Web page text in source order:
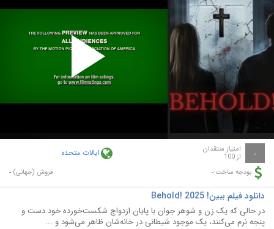
Play
Video
- امتیاز منتقدان
از 100 ایالات متحده
بودجه ساخت:- فروش (جهانی):-
دانلود فیلم ببین! Behold! 2025
در حالی که یک زن و شوهر جوان با پایان ازدواج شکست‌خورده خود دست و
پنجه نرم می‌کنند، یک موجود شیطانی در خانه‌شان ظاهر می‌شود و ...